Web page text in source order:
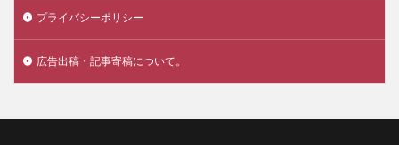
プライバシーポリシー
広告出稿・記事寄稿について。